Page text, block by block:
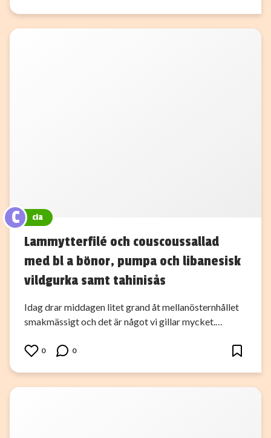
C cia
Lammytterfilé och couscoussallad
med bl a bönor, pumpa och libanesisk
vildgurka samt tahinisås
Idag drar middagen litet grand åt mellanösternhållet
smakmässigt och det är något vi gillar mycket.…
0 0